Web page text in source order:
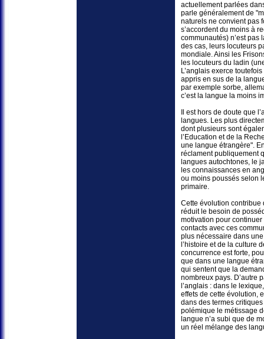
actuellement parlées
parle généralement de
naturels ne convient pas
s’accordent du moins à
communautés) n’est pas
des cas, leurs locuteurs
mondiale. Ainsi les
les locuteurs du ladin
L’anglais exerce
appris en sus de la
par exemple sorbe,
c’est la langue la moins
Il est hors de doute que
langues. Les plus
dont plusieurs sont
l’Education et de la
une langue étrangère".
réclament publiquement
langues autochtones, le
les connaissances en
ou moins poussés selon
primaire.
Cette évolution contribue
réduit le besoin de
motivation pour
contacts avec ces
plus nécessaire dans
l’histoire et de la culture
concurrence est forte,
que dans une langue
qui sentent que la
nombreux pays. D’autre
l’anglais : dans le
effets de cette évolution,
dans des termes
polémique le métissage
langue n’a subi que de
un réel mélange des